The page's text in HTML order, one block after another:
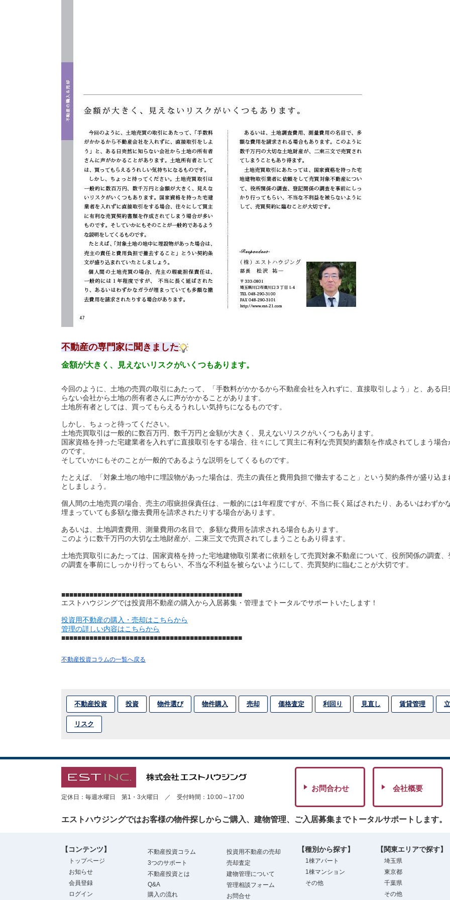
不動産の専門家に聞きました
金額が大きく、見えないリスクがいくつもあります。
今回のように、土地の売買の取引にあたって、「手数料がかかるから不動産会社を入れずに、直接取引しよう」と、ある日
らない会社から土地の所有者さんに声がかかることがあります。
土地所有者としては、買ってもらえるうれしい気持ちになるものです。
しかし、ちょっと待ってください。
土地売買取引は一般的に数百万円、数千万円と金額が大きく、見えないリスクがいくつもあります。
国家資格を持った宅建業者を入れずに直接取引をする場合、往々にして買主に有利な売買契約書類を作成されてしまう場合
のです。
そしていかにもそのことが一般的であるような説明をしてくるものです。
たとえば、「対象土地の地中に埋設物があった場合は、売主の責任と費用負担で撤去すること」という契約条件が盛り込ま
としましょう。
個人間の土地売買の場合、売主の瑕疵担保責任は、一般的には1年程度ですが、不当に長く延ばされたり、あるいはわずか
埋まっていても多額な撤去費用を請求されたりする場合があります。
あるいは、土地調査費用、測量費用の名目で、多額な費用を請求される場合もあります。
このように数千万円の大切な土地財産が、二束三文で売買されてしまうこともあり得ます。
土地売買取引にあたっては、国家資格を持った宅地建物取引業者に依頼をして売買対象不動産について、役所関係の調査、
の調査を事前にしっかり行ってもらい、不当な不利益を被らないようにして、売買契約に臨むことが大切です。
■■■■■■■■■■■■■■■■■■■■■■■■■■■■■■■■■■■■■■■■■■■■■
エストハウジングでは投資用不動産の購入から入居募集・管理までトータルでサポートいたします！
投資用不動産の購入・売却はこちらから
管理の詳しい内容はこちらから
■■■■■■■■■■■■■■■■■■■■■■■■■■■■■■■■​​​​​​​■■■■​​​​​​​■■■■​​​​​​​■■■■■
不動産投資コラムの一覧へ戻る
不動産投資 投資 物件選び 物件購入 売却 価格査定 利回り 見直し 賃貸管理
リスク
定休日：毎週水曜日 第1・3火曜日 ／ 受付時間：10:00～17:00
お問合わせ 会社概要
エストハウジングではお客様の物件探しからご購入、建物管理、ご入居募集までトータルサポートします。
【コンテンツ】
トップページ
お知らせ
会員登録
ログイン
不動産投資コラム
3つのサポート
不動産投資とは
Q&A
購入の流れ
投資用不動産の売却
売却査定
建物管理について
管理相談フォーム
お問合せ
【種別から探す】
1棟アパート
1棟マンション
その他
【関東エリアで探す】
埼玉県
東京都
千葉県
その他